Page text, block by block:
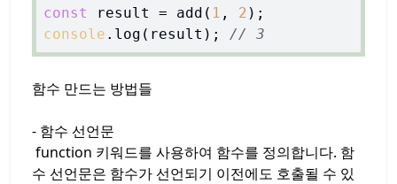
const result = add( 1 , 2
console .log(result); // 3
함수 만드는 방법들
- 함수 선언문
function 키워드를 사용하여 함수를 정의합니다. 함
수 선언문은 함수가 선언되기 이전에도 호출될 수 있